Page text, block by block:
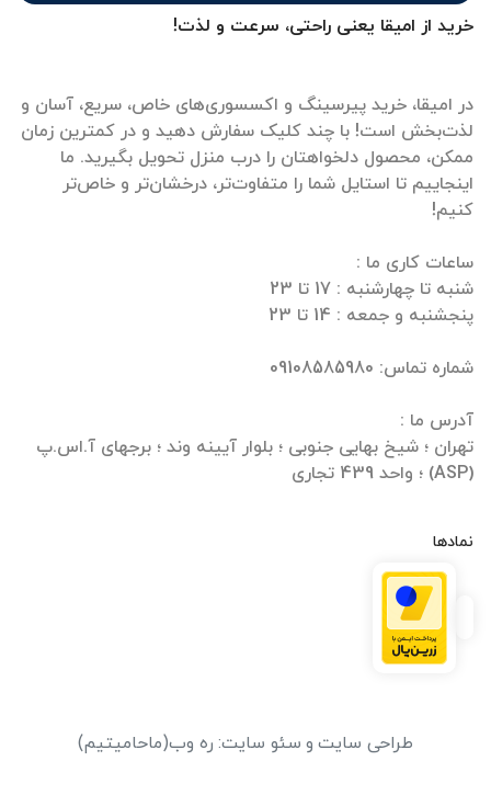
خرید از امیقا یعنی راحتی، سرعت و لذت!
در امیقا، خرید پیرسینگ و اکسسوری‌های خاص، سریع، آسان و
لذت‌بخش است! با چند کلیک سفارش دهید و در کمترین زمان
ممکن، محصول دلخواهتان را درب منزل تحویل بگیرید. ما
اینجاییم تا استایل شما را متفاوت‌تر، درخشان‌تر و خاص‌تر
تهران ؛ شیخ بهایی جنوبی ؛ بلوار آیینه وند ؛ برجهای آ.اس.پ
(ASP) ؛ واحد 439 تجاری
نمادها
طراحی سایت و سئو سایت: ره وب(ماحامیتیم)